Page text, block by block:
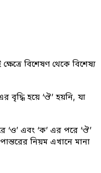
বিশেষণ থেকে বিশেষ্য
বৃদ্ধি হয়ে ‘ঔ’ হয়নি, যা
‘ও’ এবং ‘ক’ এর পরে ‘ঔ’
নিয়ম এখানে মানা